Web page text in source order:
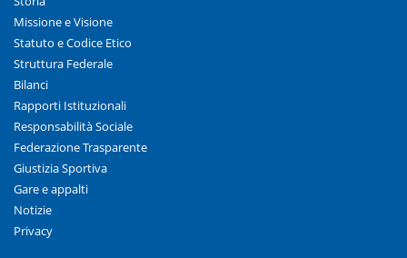
Missione e Visione
Statuto e Codice Etico
Struttura Federale
Bilanci
Rapporti Istituzionali
Responsabilità Sociale
Federazione Trasparente
Giustizia Sportiva
Gare e appalti
Notizie
Privacy